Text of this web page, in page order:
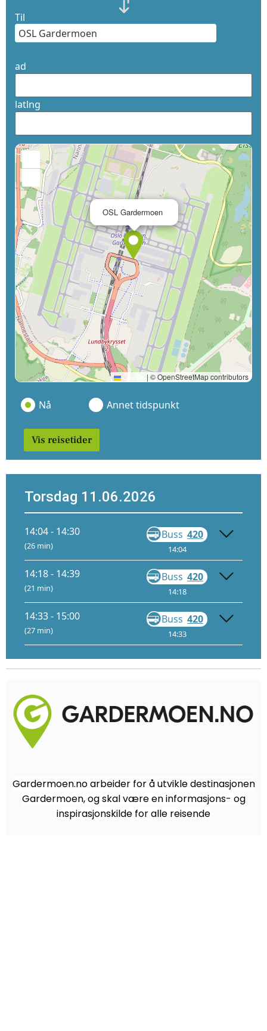
Til
ad
latlng
OSL Gardermoen
Leaflet | © OpenStreetMap contributors
Nå Annet tidspunkt
Vis reisetider
Torsdag 11.06.2026
14:04 - 14:30
(26 min)
Buss 420
14:04
14:18 - 14:39
(21 min)
Buss 420
14:18
14:33 - 15:00
(27 min)
Buss 420
14:33
Gardermoen.no arbeider for å utvikle destinasjonen
Gardermoen, og skal være en informasjons- og
inspirasjonskilde for alle reisende